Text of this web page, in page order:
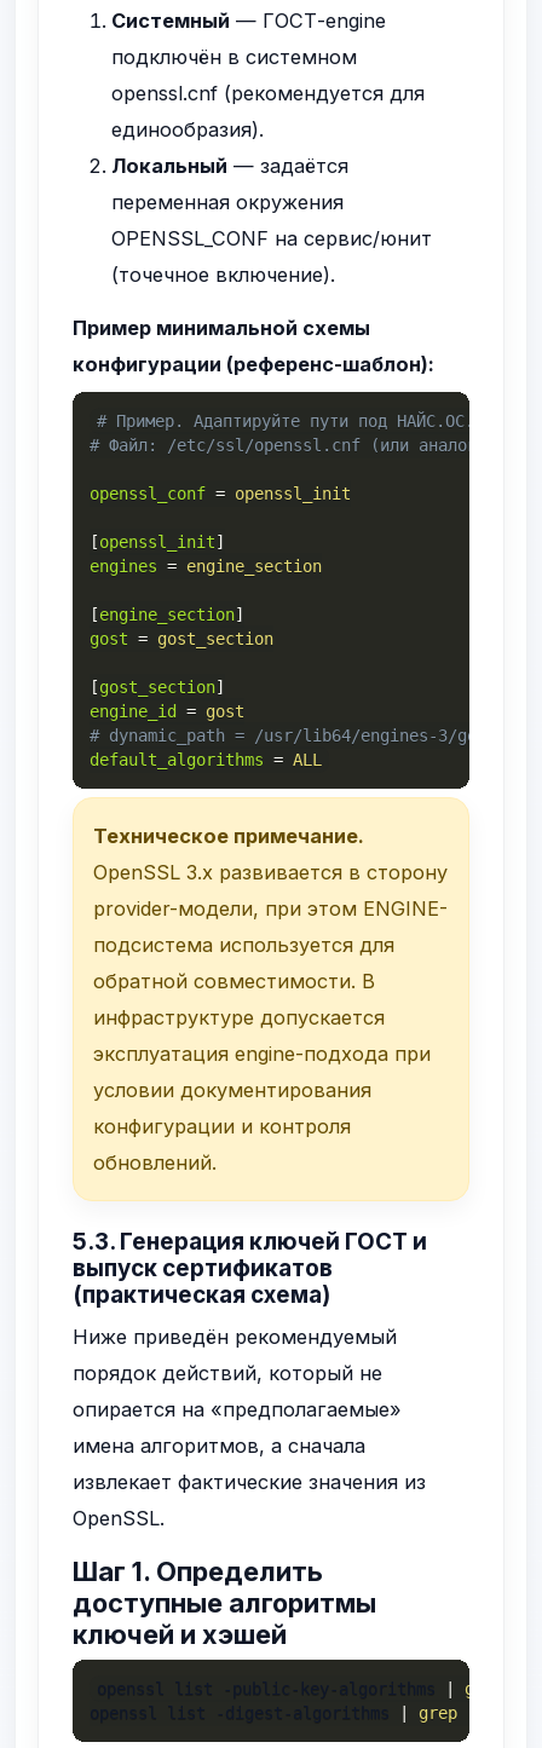
Системный — ГОСТ-engine
подключён в системном
openssl.cnf (рекомендуется для
единообразия).
Локальный — задаётся
переменная окружения
OPENSSL_CONF на сервис/юнит
(точечное включение).
Пример минимальной схемы
конфигурации (референс-шаблон):
# Пример. Адаптируйте пути под НАЙС.ОС.
# Файл: /etc/ssl/openssl.cnf (или аналог)
openssl_conf = openssl_init
[openssl_init]
engines = engine_section
[engine_section]
gost = gost_section
[gost_section]
engine_id
= gost
# dynamic_path = /usr/lib64/engines-3/gost.so
default_algorithms = ALL
Техническое примечание.
OpenSSL 3.x развивается в сторону
provider-модели, при этом ENGINE-
подсистема используется для
обратной совместимости. В
инфраструктуре допускается
эксплуатация engine-подхода при
условии документирования
конфигурации и контроля
обновлений.
5.3. Генерация ключей ГОСТ и
выпуск сертификатов
(практическая схема)
Ниже приведён рекомендуемый
порядок действий, который не
опирается на «предполагаемые»
имена алгоритмов, а сначала
извлекает фактические значения из
OpenSSL.
Шаг 1. Определить
доступные алгоритмы
ключей и хэшей
grep
grep